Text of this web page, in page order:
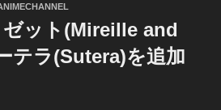
ゼット(Mireille and
テラ(Sutera)を追加